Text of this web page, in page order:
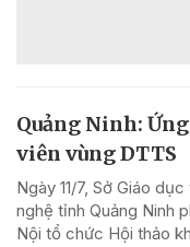
Quảng Ninh:
viên vùng DTTS
Ngày 11/7, Sở Giáo
nghệ tỉnh Quảng Ninh
Nội tổ chức Hội thảo